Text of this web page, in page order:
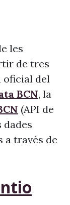
les
de tres
oficial del
BCN, la
(API de
dades
a través de